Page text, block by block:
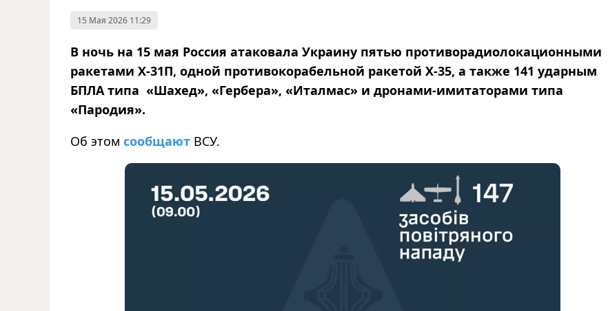
15 Мая 2026 11:29
В ночь на 15 мая Россия атаковала Украину пятью противорадиолокационными
ракетами Х-31П, одной противокорабельной ракетой Х-35, а также 141 ударным
БПЛА типа «Шахед», «Гербера», «Италмас» и дронами-имитаторами типа
«Пародия».
Об этом сообщают ВСУ.